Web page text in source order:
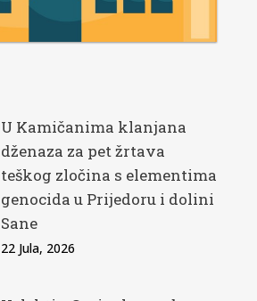
U Kamičanima klanjana
dženaza za pet žrtava
teškog zločina s elementima
genocida u Prijedoru i dolini
Sane
22 Jula, 2026